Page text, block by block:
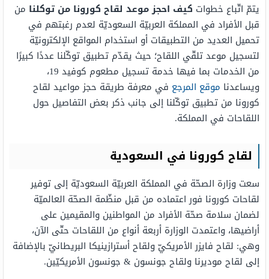
يتمّ اتّباع خطوات كيف احجز موعد لقاح كورونا من توكلنا من
قبل الأفراد في المملكة العربيّة السعوديّة لعدم رغبتهم في
تحميل العديد من التطبيقات أو استخدام المواقع الإلكترونيّة
لتسجيل موعد تلقّي اللقاح؛ حيث يقدّم تطبيق توكّلنا عددًا كبيرًا
من الخدمات بما فيها خدمة تسجيل مطعوم كوفيد 19،
ويساعدنا موقع المرجع في معرفة طريقة حجز مواعيد لقاح
كورونا من تطبيق توكّلنا إلى جانب ذكر بعض التفاصيل حول
اللقاحات في المملكة.
لقاح كورونا في السعودية
سعت وزارة الصحّة في المملكة العربيّة السعوديّة إلى توفير
لقاحات كورونا فور اعتماده من قبل منظّمة الصحّة العالميّة
لضمان سلامة صحّة الأفراد من المواطنين والمقيمين على
أراضيها، واعتمدت الوزارة أربعة أنواع من اللقاحات حتّى الآن،
وهي: لقاح فايزر الأمريكيّ ولقاح أسترازينيكا البريطانيّ بالإضافة
إلى لقاح موديرنا ولقاح جونسون & جونسون الأمريكيّين.